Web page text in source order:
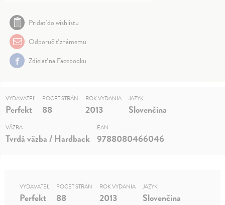
Pridať do wishlistu
Odporučiť známemu
Zdielať na Facebooku
VYDAVATEĽ
Perfekt
POČET STRÁN
88
ROK VYDANIA
2013
JAZYK
Slovenčina
VÄZBA
Tvrdá väzba / Hardback
EAN
9788080466046
VYDAVATEĽ
Perfekt
POČET STRÁN
88
ROK VYDANIA
2013
JAZYK
Slovenčina